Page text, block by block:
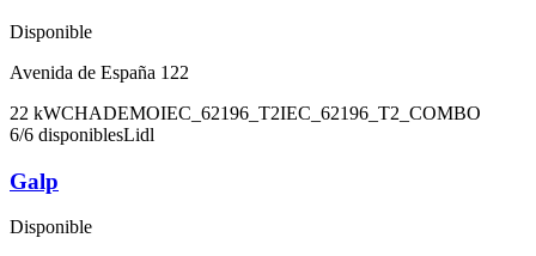
Disponible
Avenida de España 122
22 kWCHADEMOIEC_62196_T2IEC_62196_T2_COMBO
6/6 disponiblesLidl
Galp
Disponible